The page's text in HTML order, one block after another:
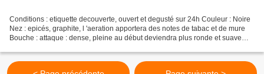
Conditions : etiquette decouverte, ouvert et degusté sur 24h Couleur : Noire
Nez : epicés, graphite, l 'aeration apportera des notes de tabac et de mure
Bouche : attaque : dense, pleine au début deviendra plus ronde et suave